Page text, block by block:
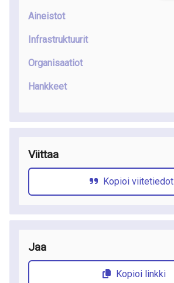
Aineistot
Infrastruktuurit
Organisaatiot
Hankkeet
Viittaa
Kopioi viitetiedot
Jaa
Kopioi linkki